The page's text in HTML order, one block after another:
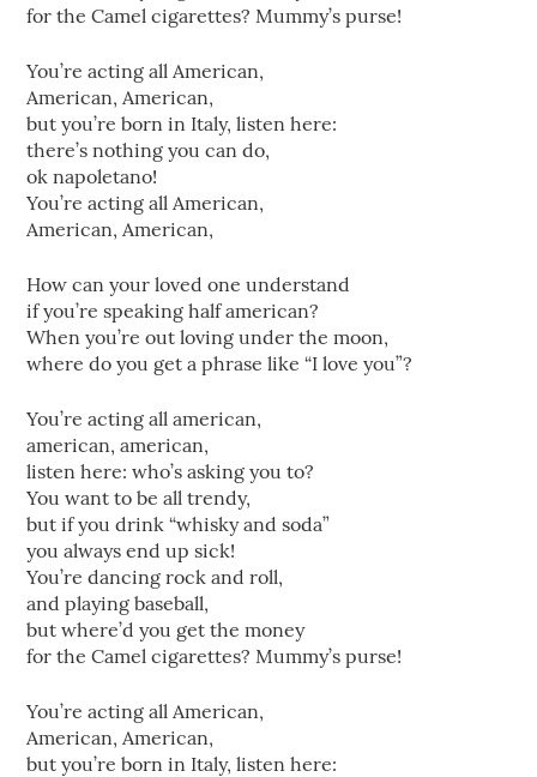
for the Camel cigarettes? Mummy’s purse!
You’re acting all American,
American, American,
but you’re born in Italy, listen here:
there’s nothing you can do,
ok napoletano!
You’re acting all American,
American, American,
How can your loved one understand
if you’re speaking half american?
When you’re out loving under the moon,
where do you get a phrase like “I love you”?
You’re acting all american,
american, american,
listen here: who’s asking you to?
You want to be all trendy,
but if you drink “whisky and soda”
you always end up sick!
You’re dancing rock and roll,
and playing baseball,
but where’d you get the money
for the Camel cigarettes? Mummy’s purse!
You’re acting all American,
American, American,
but you’re born in Italy, listen here: